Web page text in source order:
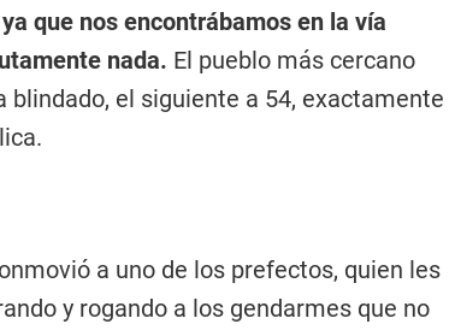
que nos encontrábamos en la vía
nada. El pueblo más cercano
el siguiente a 54, exactamente
a uno de los prefectos, quien les
y rogando a los gendarmes que no